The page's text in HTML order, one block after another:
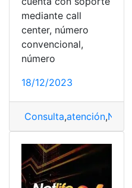
mediante call
center, número
convencional,
número
18/12/2023
Consulta,atención,Netlife